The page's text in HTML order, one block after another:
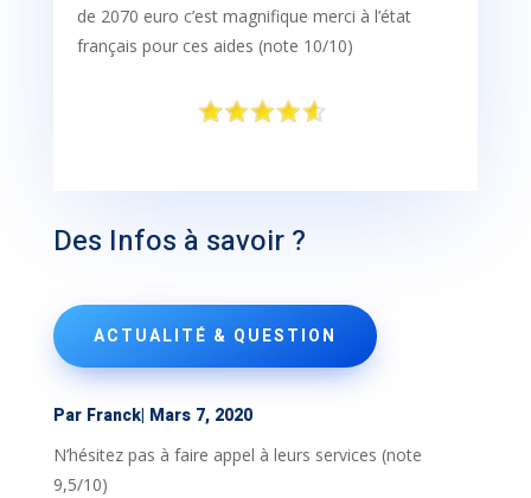
de 2070 euro c’est magnifique merci à l’état
français pour ces aides (note 10/10)
Des Infos à savoir ?
ACTUALITÉ & QUESTION
Par Franck| Mars 7, 2020
N’hésitez pas à faire appel à leurs services (note
9,5/10)